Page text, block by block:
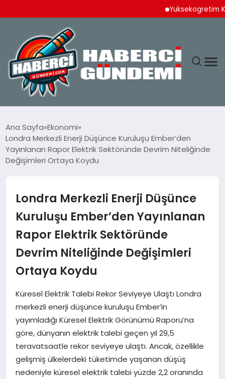
Yuksekogretim
YAŞAM
EKONOMI
DÜNYA
MAGAZIN
EĞITIM
SAĞLIK
TEKNOLOJI
Ana Sayfa Ekonomi
Londra Merkezli Enerji Düşünce Kuruluşu Ember’den
Yayınlanan Rapor Elektrik Sektöründe Devrim Niteliğinde
Değişimleri Ortaya Koydu
Londra Merkezli Enerji Düşünce
Kuruluşu Ember’den Yayınlanan
Rapor Elektrik Sektöründe
Devrim Niteliğinde Değişimleri
Ortaya Koydu
Küresel Elektrik Talebi Rekor Seviyeye Ulaştı Londra
merkezli enerji düşünce kuruluşu Ember’in
yayımladığı Küresel Elektrik Görünümü Raporu’na
göre, dünyanın elektrik talebi geçen yıl 29,5
teravatsaatle rekor seviyeye ulaştı. Ancak, özellikle
gelişmiş ülkelerdeki tüketimde yaşanan düşüş
nedeniyle küresel elektrik talebi yüzde 2,2 oranında